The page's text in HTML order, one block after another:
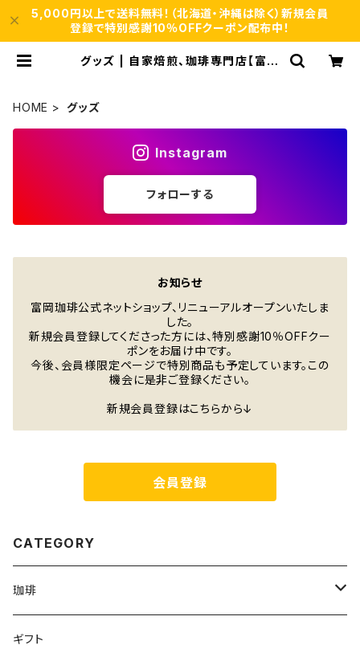
5,000円以上で送料無料！（北海道・沖縄は除く）新規会員
登録で特別感謝10％OFFクーポン配布中！
グッズ | 自家焙煎、珈琲専門店【富岡
HOME グッズ
Instagram
フォローする
お知らせ
富岡珈琲公式ネットショップ、リニューアルオープンいたしま
した。
新規会員登録してくださった方には、特別感謝10％OFFクー
ポンをお届け中です。
今後、会員様限定ページで特別商品も予定しています。この
機会に是非ご登録ください。
新規会員登録はこちらから↓
会員登録
CATEGORY
珈琲
珈琲豆
ギフト